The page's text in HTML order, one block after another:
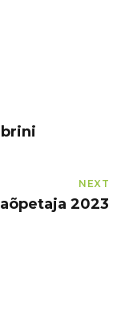
NEXT
2023